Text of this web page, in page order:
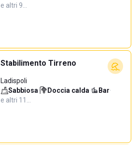
e altri 9…
Stabilimento Tirreno
Ladispoli
Sabbiosa· Doccia calda· Bar·
e altri 11…